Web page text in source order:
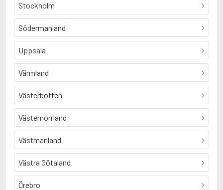
Stockholm
Södermanland
Uppsala
Värmland
Västerbotten
Västernorrland
Västmanland
Västra Götaland
Örebro